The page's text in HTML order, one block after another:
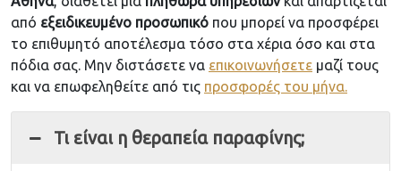
από εξειδικευμένο προσωπικό που μπορεί να προσφέρει
το επιθυμητό αποτέλεσμα τόσο στα χέρια όσο και στα
πόδια σας. Μην διστάσετε να επικοινωνήσετε μαζί τους
και να επωφεληθείτε από τις προσφορές του μήνα.
Τι είναι η θεραπεία παραφίνης;